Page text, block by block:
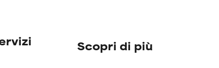
Scopri di più